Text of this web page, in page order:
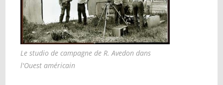
Le studio de campagne de R. Avedon dans
l'Ouest américain